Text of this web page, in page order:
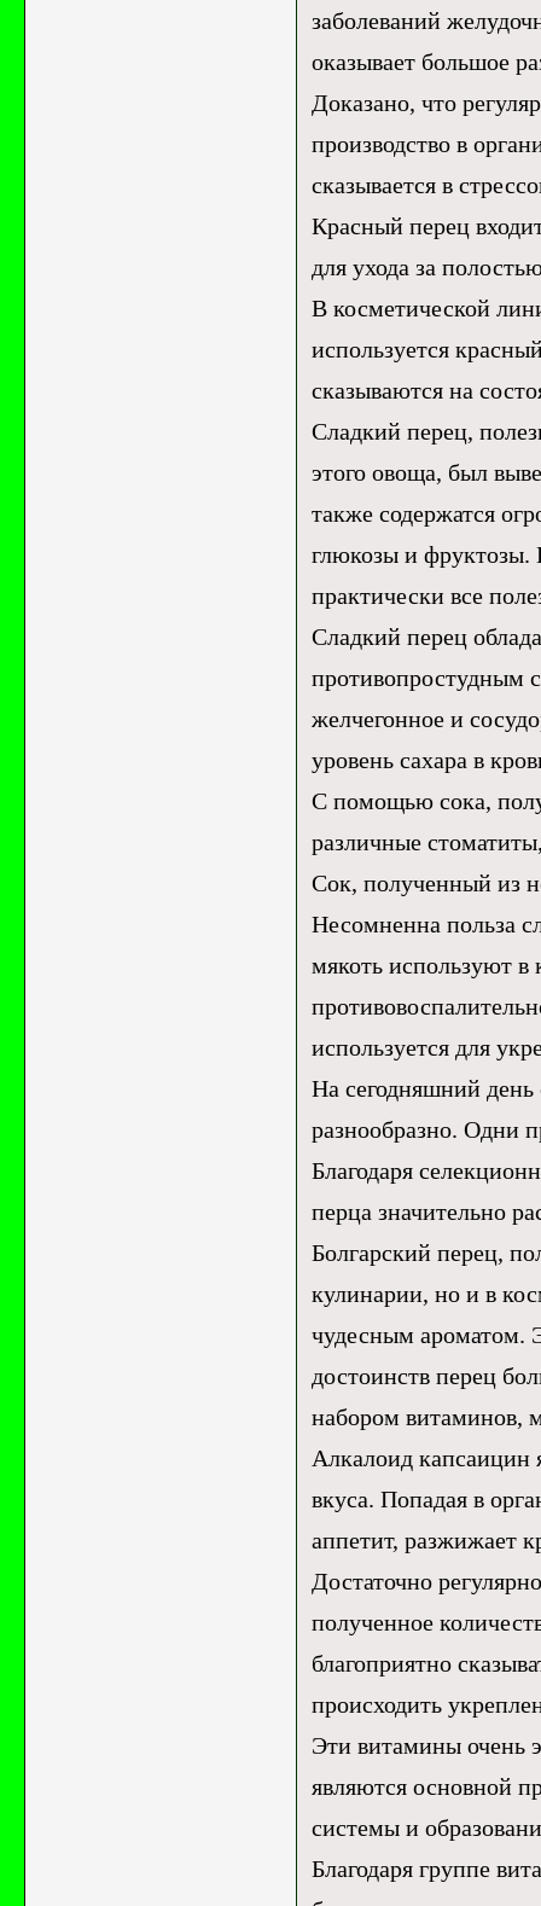
заболеваний
оказывает большое
Доказано, что
производство в
сказывается в
Красный перец
для ухода за
В косметической
используется
сказываются на
Сладкий перец,
этого овоща, был
также содержатся
глюкозы и фруктозы.
практически все
Сладкий перец
противопростудным
желчегонное и
уровень сахара в
С помощью сока,
различные
Сок, полученный из
Несомненна польза
мякоть используют в
используется для
На сегодняшний день
разнообразно. Одни
Благодаря
перца значительно
Болгарский перец,
кулинарии, но и в
чудесным ароматом.
достоинств перец
набором витаминов,
Алкалоид капсаицин
вкуса. Попадая в
аппетит, разжижает
Достаточно
полученное
благоприятно
происходить
Эти витамины очень
являются основной
системы и
Благодаря группе